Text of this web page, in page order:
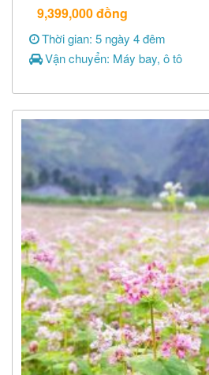
9,399,000đồng
Thời gian: 5 ngày 4 đêm
Vận chuyển: Máy bay, ô tô